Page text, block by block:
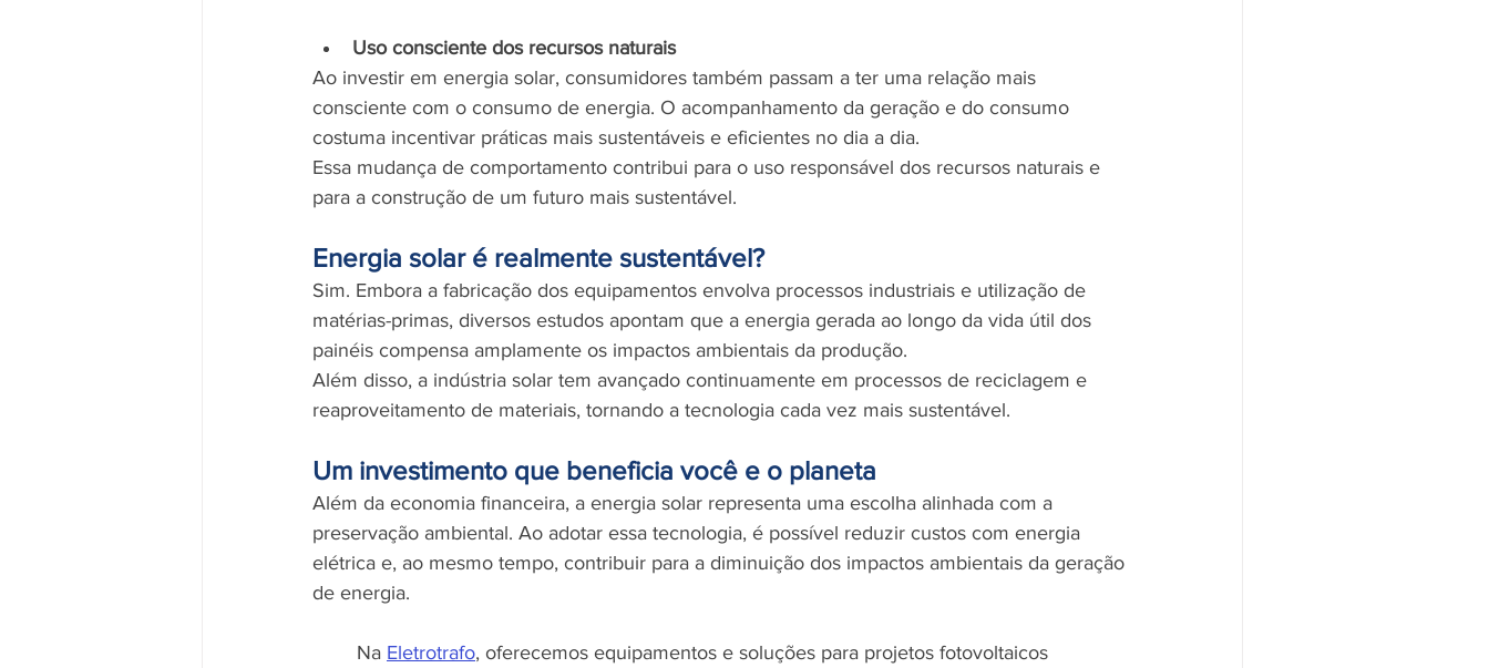
Uso consciente dos recursos naturais
Ao investir em energia solar, consumidores também passam a ter uma relação mais
consciente com o consumo de energia. O acompanhamento da geração e do consumo
costuma incentivar práticas mais sustentáveis e eficientes no dia a dia.
Essa mudança de comportamento contribui para o uso responsável dos recursos naturais e
para a construção de um futuro mais sustentável.
Energia solar é realmente sustentável?
Sim. Embora a fabricação dos equipamentos envolva processos industriais e utilização de
matérias-primas, diversos estudos apontam que a energia gerada ao longo da vida útil dos
painéis compensa amplamente os impactos ambientais da produção.
Além disso, a indústria solar tem avançado continuamente em processos de reciclagem e
reaproveitamento de materiais, tornando a tecnologia cada vez mais sustentável.
Um investimento que beneficia você e o planeta
Além da economia financeira, a energia solar representa uma escolha alinhada com a
preservação ambiental. Ao adotar essa tecnologia, é possível reduzir custos com energia
elétrica e, ao mesmo tempo, contribuir para a diminuição dos impactos ambientais da geração
de energia.
	Na
Eletrotrafo, oferecemos equipamentos e soluções para projetos fotovoltaicos